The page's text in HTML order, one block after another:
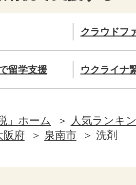
クラウドフ
留学支援 ウクライナ
」ホーム
人気ランキ
阪府 泉南市 洗剤